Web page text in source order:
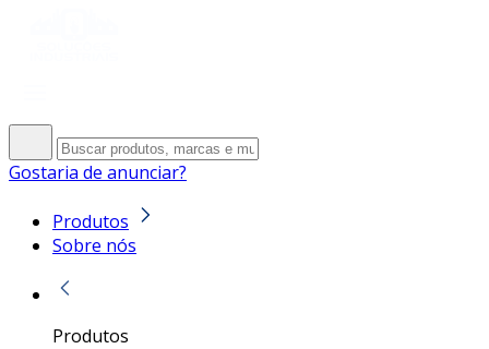
Gostaria de anunciar?
Produtos
Sobre nós
Produtos